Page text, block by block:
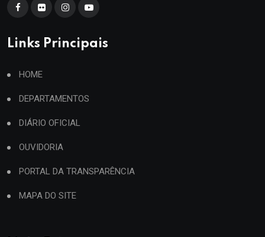
Links Principais
HOME
DEPARTAMENTOS
DIÁRIO OFICIAL
OUVIDORIA
PORTAL DA TRANSPARÊNCIA
MAPA DO SITE